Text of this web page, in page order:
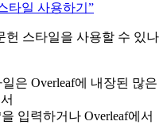
타일 사용하기”
헌 스타일을 사용할 수 있나
은 Overleaf에 내장된 많은
입력하거나 Overleaf에서